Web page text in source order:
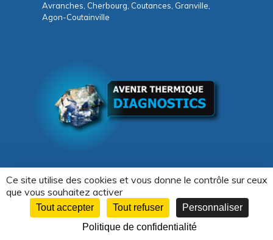
Avranches, Cherbourg, Coutances, Granville,
Agon-Coutainville
Copyright © 2026 -Avenir Thermique & Diagnostics
Création WebCom.Me
Ce site utilise des cookies et vous donne le contrôle sur ceux
que vous souhaitez activer
Tout accepter Tout refuser
Personnaliser
Politique de confidentialité